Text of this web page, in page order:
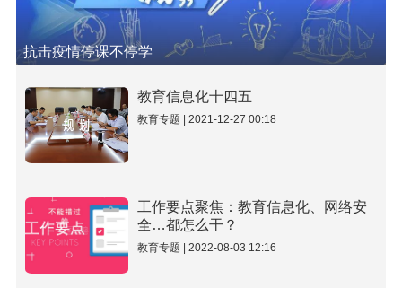
抗击疫情停课不停学
教育信息化十四五
教育专题 | 2021-12-27 00:18
工作要点聚焦：教育信息化、网络安
全…都怎么干？
教育专题 | 2022-08-03 12:16